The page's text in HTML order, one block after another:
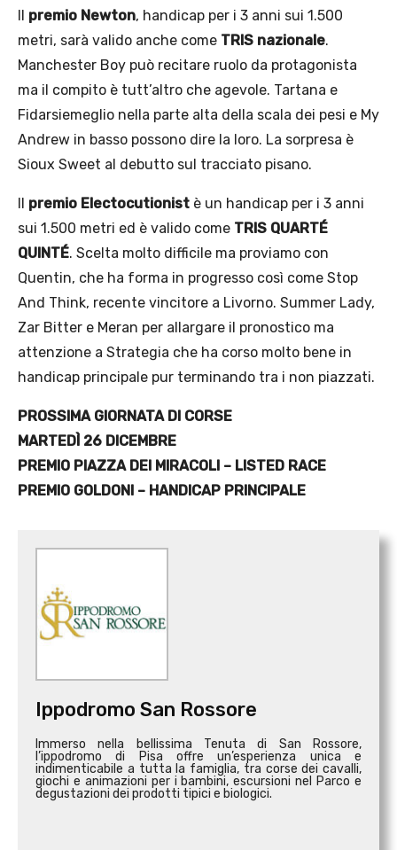
Il premio Newton, handicap per i 3 anni sui 1.500
metri, sarà valido anche come TRIS nazionale.
Manchester Boy può recitare ruolo da protagonista
ma il compito è tutt’altro che agevole. Tartana e
Fidarsiemeglio nella parte alta della scala dei pesi e My
Andrew in basso possono dire la loro. La sorpresa è
Sioux Sweet al debutto sul tracciato pisano.
Il premio Electocutionist è un handicap per i 3 anni
sui 1.500 metri ed è valido come TRIS QUARTÉ
QUINTÉ. Scelta molto difficile ma proviamo con
Quentin, che ha forma in progresso così come Stop
And Think, recente vincitore a Livorno. Summer Lady,
Zar Bitter e Meran per allargare il pronostico ma
attenzione a Strategia che ha corso molto bene in
handicap principale pur terminando tra i non piazzati.
PROSSIMA GIORNATA DI CORSE
MARTEDÌ 26 DICEMBRE
PREMIO PIAZZA DEI MIRACOLI – LISTED RACE
PREMIO GOLDONI – HANDICAP PRINCIPALE
Ippodromo San Rossore
Immerso nella bellissima Tenuta di San Rossore,
l’ippodromo di Pisa offre un’esperienza unica e
indimenticabile a tutta la famiglia, tra corse dei cavalli,
giochi e animazioni per i bambini, escursioni nel Parco e
degustazioni dei prodotti tipici e biologici.